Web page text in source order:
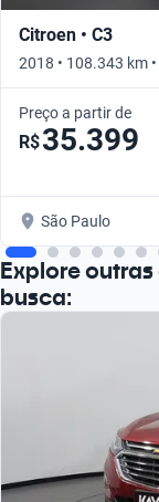
Citroen • C3
2018 • 108.343 km
Preço a partir de
R$35.399
São Paulo
Explore
busca: